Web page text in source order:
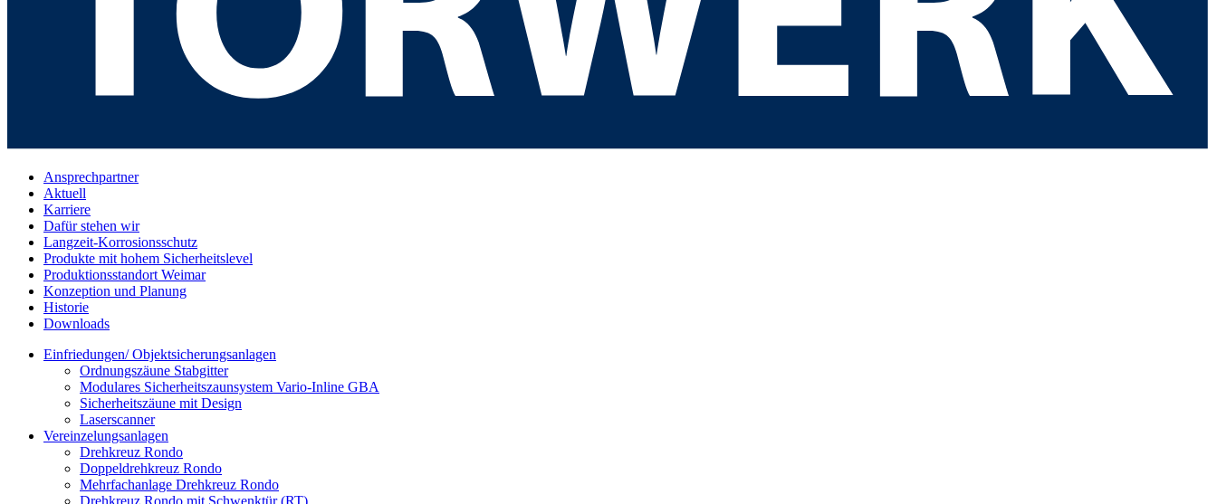
Ansprechpartner
Aktuell
Karriere
Dafür stehen wir
Langzeit-Korrosionsschutz
Produkte mit hohem Sicherheitslevel
Produktionsstandort Weimar
Konzeption und Planung
Historie
Downloads
Einfriedungen/ Objektsicherungsanlagen
Ordnungszäune Stabgitter
Modulares Sicherheitszaunsystem Vario-Inline GBA
Sicherheitszäune mit Design
Laserscanner
Vereinzelungsanlagen
Drehkreuz Rondo
Doppeldrehkreuz Rondo
Mehrfachanlage Drehkreuz Rondo